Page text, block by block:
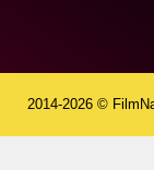
2014-2026 ©